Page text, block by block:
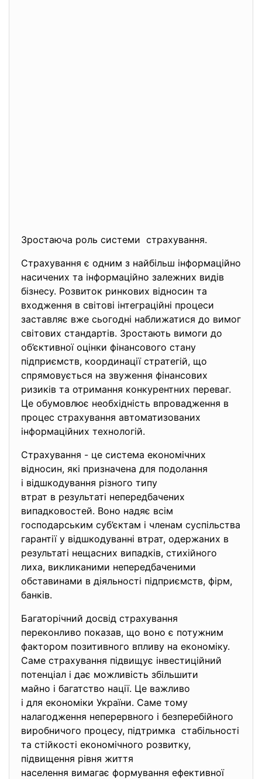
Зростаюча роль системи страхування.
Страхування є одним з найбільш інформаційно
насичених та інформаційно залежних видів
бізнесу. Розвиток ринкових відносин та
входження в світові інтеграційні процеси
заставляє вже сьогодні наближатися до вимог
світових стандартів. Зростають вимоги до
об’єктивної оцінки фінансового стану
підприємств, координації стратегій, що
спрямовується на звуження фінансових
ризиків та отримання конкурентних переваг.
Це обумовлює необхідність впровадження в
процес страхування автоматизованих
інформаційних технологій.
Страхування - це система економічних
відносин, які призначена для подолання
і відшкодування різного типу
втрат в результаті непередбачених
випадковостей. Воно надяє всім
господарським суб’єктам і членам суспільства
гарантії у відшкодуванні втрат, одержаних в
результаті нещасних випадків, стихійного
лиха, викликаними непередбаченими
обставинами в діяльності підприємств, фірм,
банків.
Багаторічний досвід страхування
переконливо показав, що воно є потужним
фактором позитивного впливу на економіку.
Саме страхування підвищує інвестиційний
потенціал і дає можливість збільшити
майно і багатство нації. Це важливо
і для економіки України. Саме тому
налагодження неперервного і безперебійного
виробничого процесу, підтримка стабільності
та стійкості економічного розвитку,
підвищення рівня життя
населення вимагає формування ефективної